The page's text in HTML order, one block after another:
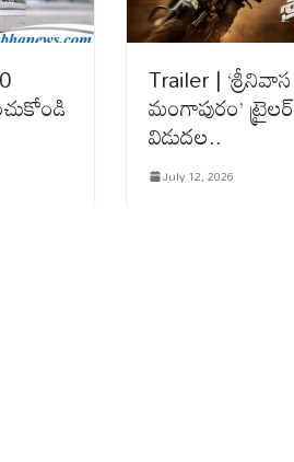
Trailer | ‘శ్రీనివాస
మంగాపురం’ ట్రైలర్
విడుదల..
July 12, 2026